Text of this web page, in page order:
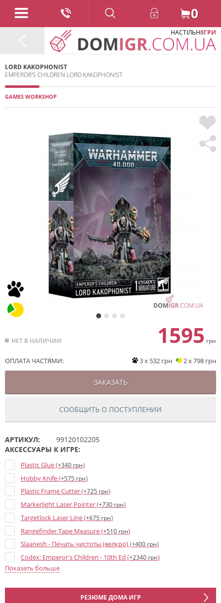
0
НАСТІЛЬНІІГРИ
LORD KAKOPHONIST
EMPEROR'S CHILDREN LORD KAKOPHONIST
GAMES WORKSHOP
НЕТ В НАЛИЧИИ 1595 грн
ОПЛАТА ЧАСТЯМИ: 3 x 532 грн 2 x 798 грн
ЗАКАЗАТЬ
СООБЩИТЬ О ПОСТУПЛЕНИИ
АРТИКУЛ:
99120102205
АКСЕССУАРЫ К ИГРЕ:
Plastic Glue (+340 грн)
Hobby Knife (+575 грн)
Plastic Frame Cutter (+725 грн)
Markerlight Laser Pointer (+730 грн)
Targetlock Laser Line (+675 грн)
Rangefinder Tape Measure (+510 грн)
Slaanesh - Печать чистоты (велкро) (+400 грн)
Codex: Emperor's Children - 10th Ed (+2340 грн)
Emperor's Children - Datacards 10th ed (
Показать больше
РЕЗЮМЕ ДОМА ИГР